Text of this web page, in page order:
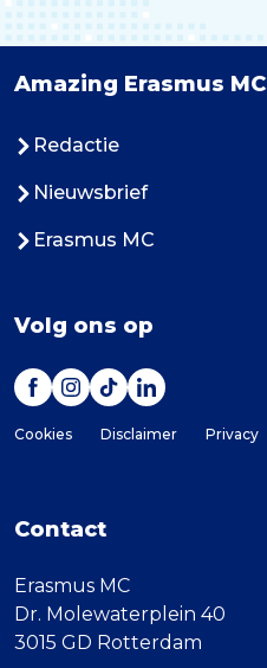
Amazing Erasmus MC
Redactie
Nieuwsbrief
Erasmus MC
Volg ons op
Cookies Disclaimer Privacy
Contact
Erasmus MC
Dr. Molewaterplein 40
3015 GD Rotterdam